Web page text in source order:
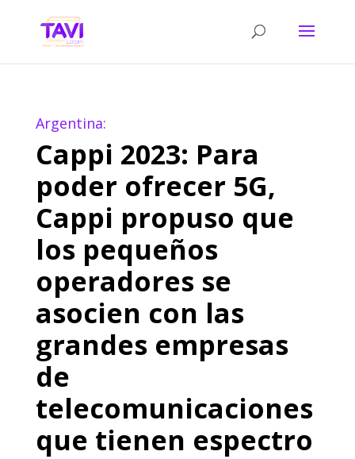
Argentina:
Cappi 2023: Para
poder ofrecer 5G,
Cappi propuso que
los pequeños
operadores se
asocien con las
grandes empresas
de
telecomunicaciones
que tienen espectro